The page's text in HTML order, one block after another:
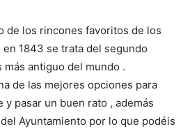
de los rincones favoritos de los
1843 se trata del segundo
antiguo del mundo .
de las mejores opciones para
pasar un buen rato , además
Ayuntamiento por lo que podéis